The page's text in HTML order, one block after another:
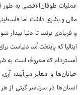
عملیات طوفان‌الاقصی به
مالی و بشری داشت اما
و فریادی بزنند تا دنیا
ایتالیا که پایتخت مُد دنیاست
آمستردام که معروف است به
خیابان‌ها و معابر می‌آیند؛
انسان‌ها در سرتاسر گیتی از